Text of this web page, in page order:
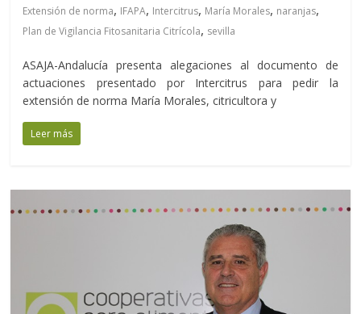
Extensión de norma, IFAPA, Intercitrus, María Morales, naranjas,
Plan de Vigilancia Fitosanitaria Citrícola, sevilla
ASAJA-Andalucía presenta alegaciones al documento de
actuaciones presentado por Intercitrus para pedir la
extensión de norma María Morales, citricultora y
Leer más